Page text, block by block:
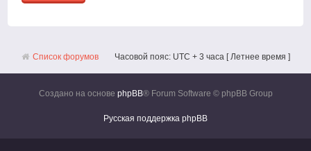
Список форумов Часовой пояс: UTC + 3 часа [ Летнее время ]
Создано на основе phpBB® Forum Software © phpBB Group
Русская поддержка phpBB